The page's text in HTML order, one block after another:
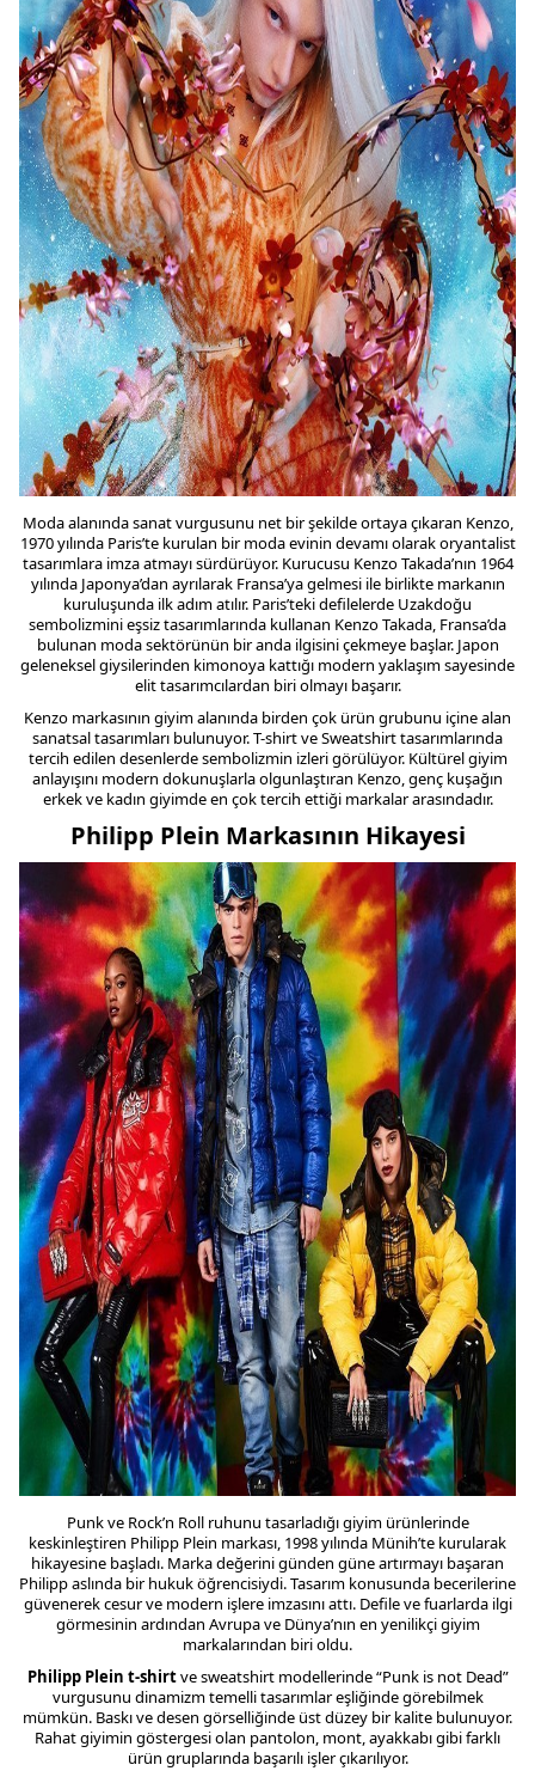
Moda alanında sanat vurgusunu net bir şekilde ortaya çıkaran Kenzo,
1970 yılında Paris’te kurulan bir moda evinin devamı olarak oryantalist
tasarımlara imza atmayı sürdürüyor. Kurucusu Kenzo Takada’nın 1964
yılında Japonya’dan ayrılarak Fransa’ya gelmesi ile birlikte markanın
kuruluşunda ilk adım atılır. Paris’teki defilelerde Uzakdoğu
sembolizmini eşsiz tasarımlarında kullanan Kenzo Takada, Fransa’da
bulunan moda sektörünün bir anda ilgisini çekmeye başlar. Japon
geleneksel giysilerinden kimonoya kattığı modern yaklaşım sayesinde
elit tasarımcılardan biri olmayı başarır.
Kenzo markasının giyim alanında birden çok ürün grubunu içine alan
sanatsal tasarımları bulunuyor. T-shirt ve Sweatshirt tasarımlarında
tercih edilen desenlerde sembolizmin izleri görülüyor. Kültürel giyim
anlayışını modern dokunuşlarla olgunlaştıran Kenzo, genç kuşağın
erkek ve kadın giyimde en çok tercih ettiği markalar arasındadır.
Philipp Plein Markasının Hikayesi
Punk ve Rock’n Roll ruhunu tasarladığı giyim ürünlerinde
keskinleştiren Philipp Plein markası, 1998 yılında Münih’te kurularak
hikayesine başladı. Marka değerini günden güne artırmayı başaran
Philipp aslında bir hukuk öğrencisiydi. Tasarım konusunda becerilerine
güvenerek cesur ve modern işlere imzasını attı. Defile ve fuarlarda ilgi
görmesinin ardından Avrupa ve Dünya’nın en yenilikçi giyim
markalarından biri oldu.
Philipp Plein t-shirtve sweatshirt modellerinde “Punk is not Dead”
vurgusunu dinamizm temelli tasarımlar eşliğinde görebilmek
mümkün. Baskı ve desen görselliğinde üst düzey bir kalite bulunuyor.
Rahat giyimin göstergesi olan pantolon, mont, ayakkabı gibi farklı
ürün gruplarında başarılı işler çıkarılıyor.